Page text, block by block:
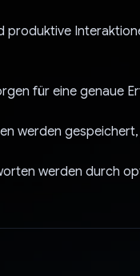
produktive
für eine genaue
werden
werden durch